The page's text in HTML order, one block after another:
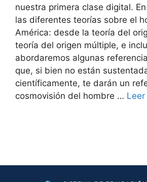
nuestra primera clase digital.
las diferentes teorías sobre el
América: desde la teoría del
teoría del origen múltiple, e
abordaremos algunas
que, si bien no están
científicamente, te darán un
cosmovisión del hombre … Leer